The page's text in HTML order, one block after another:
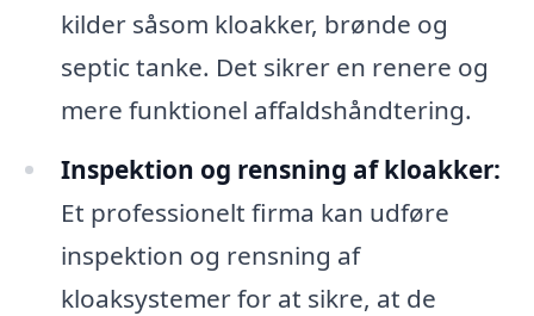
kilder såsom kloakker, brønde og
septic tanke. Det sikrer en renere og
mere funktionel affaldshåndtering.
Inspektion og rensning af kloakker:
Et professionelt firma kan udføre
inspektion og rensning af
kloaksystemer for at sikre, at de